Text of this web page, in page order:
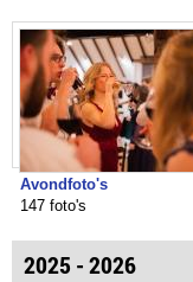
Avondfoto's
147 foto's
2025 - 2026